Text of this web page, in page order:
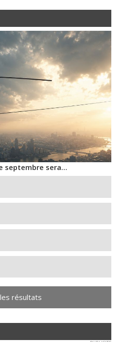
septembre sera…
résultats